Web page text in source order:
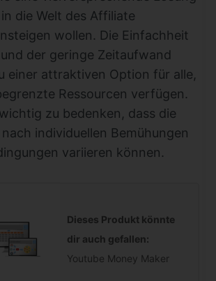
die Welt des Affiliate
wollen. Die Einfachheit
der geringe Zeitaufwand
einer attraktiven Option für alle,
Ressourcen verfügen.
zu bedenken, dass die
individuellen Bemühungen
variieren können.
Dieses Produkt könnte
dir auch gefallen:
Youtube Money Maker